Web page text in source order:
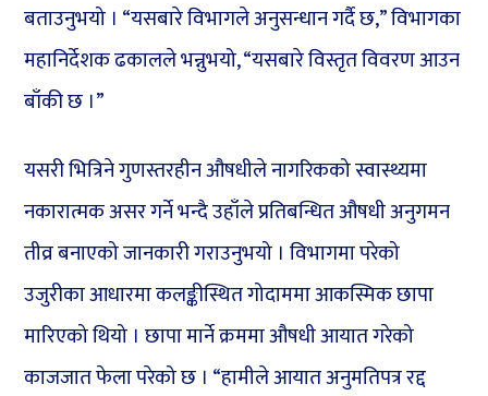
बताउनुभयो । “यसबारे विभागले अनुसन्धान गर्दै छ,” विभागका
महानिर्देशक ढकालले भन्नुभयो, “यसबारे विस्तृत विवरण आउन
बाँकी छ ।”
यसरी भित्रिने गुणस्तरहीन औषधीले नागरिकको स्वास्थ्यमा
नकारात्मक असर गर्ने भन्दै उहाँले प्रतिबन्धित औषधी अनुगमन
तीव्र बनाएको जानकारी गराउनुभयो । विभागमा परेको
उजुरीका आधारमा कलङ्कीस्थित गोदाममा आकस्मिक छापा
मारिएको थियो । छापा मार्ने क्रममा औषधी आयात गरेको
काजजात फेला परेको छ । “हामीले आयात अनुमतिपत्र रद्द